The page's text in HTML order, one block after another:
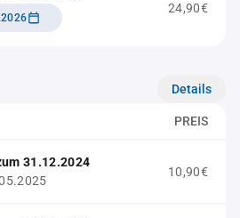
24,90€
Details
PREIS
31.12.2024
10,90€